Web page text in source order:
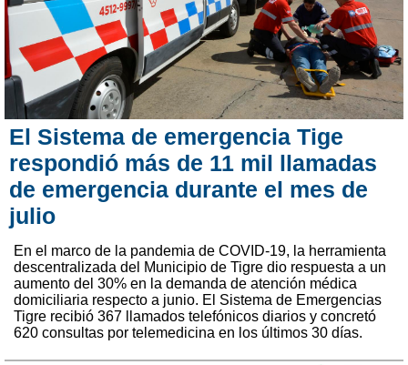
El Sistema de emergencia Tige
respondió más de 11 mil llamadas
de emergencia durante el mes de
julio
En el marco de la pandemia de COVID-19, la herramienta
descentralizada del Municipio de Tigre dio respuesta a un
aumento del 30% en la demanda de atención médica
domiciliaria respecto a junio. El Sistema de Emergencias
Tigre recibió 367 llamados telefónicos diarios y concretó
620 consultas por telemedicina en los últimos 30 días.